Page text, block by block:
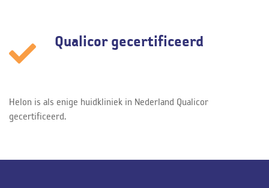
Qualicor gecertificeerd
Helon is als enige huidkliniek in Nederland Qualicor
gecertificeerd.